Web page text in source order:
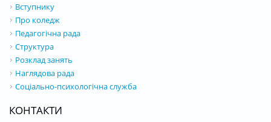
Вступнику
Про коледж
Педагогічна рада
Структура
Розклад занять
Наглядова рада
Соціально-психологічна служба
КОНТАКТИ